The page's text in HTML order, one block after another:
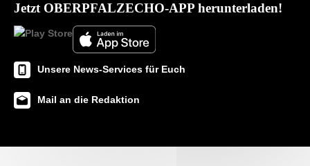
Jetzt OBERPFALZECHO-APP herunterladen!
Unsere News-Services für Euch
Mail an die Redaktion